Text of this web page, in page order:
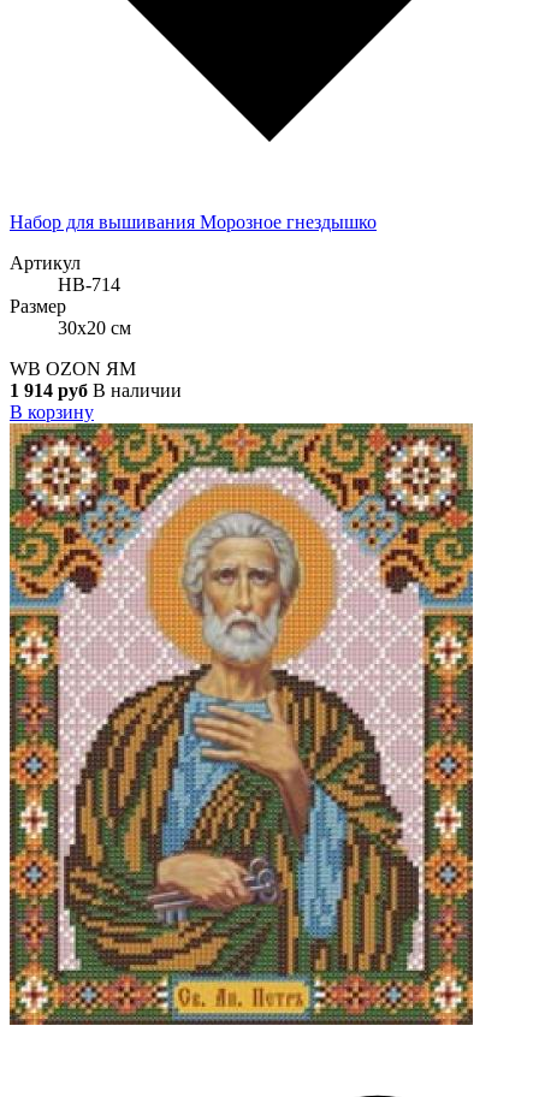
Набор для вышивания Морозное гнездышко
Артикул
НВ-714
Размер
30x20 см
WB OZON ЯМ
1 914 руб В наличии
В корзину